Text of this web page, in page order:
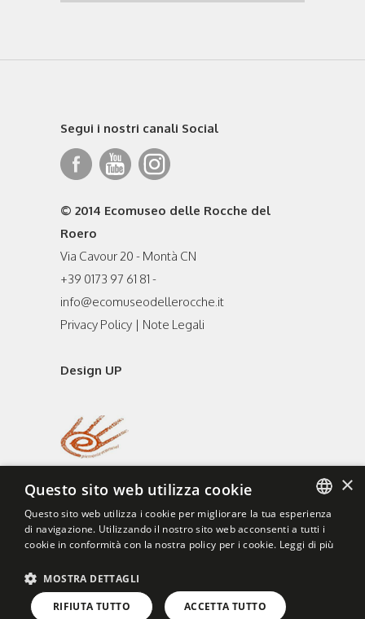
Segui i nostri canali Social
© 2014 Ecomuseo delle Rocche del
Roero
Via Cavour 20 - Montà CN
+39 0173 97 61 81 -
info@ecomuseodellerocche.it
Privacy Policy | Note Legali
Design UP
ITALIAN
×
Questo sito web utilizza cookie
Questo sito web utilizza i cookie per migliorare la tua esperienza
di navigazione. Utilizzando il nostro sito web acconsenti a tutti i
cookie in conformità con la nostra policy per i cookie. Leggi di più
ACCETTA TUTTO
RIFIUTA TUTTO
MOSTRA DETTAGLI